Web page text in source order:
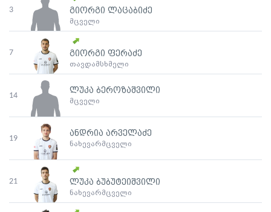
3 გიორგი ლაცაბიძე
მცველი
7 გიორგი ფერაძე
თავდამსხმელი
14
ლუკა ბეროზაშვილი
მცველი
19
ანდრია არველაძე
ნახევარმცველი
21 ლუკა ბუბუტეიშვილი
ნახევარმცველი